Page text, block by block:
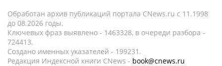
Обработан архив публикаций портала CNews.ru c 11.1998
до 08.2026 годы.
Ключевых фраз выявлено - 1463328, в очереди разбора -
724413.
Создано именных указателей - 199231.
Редакция Индексной книги CNews - book@cnews.ru